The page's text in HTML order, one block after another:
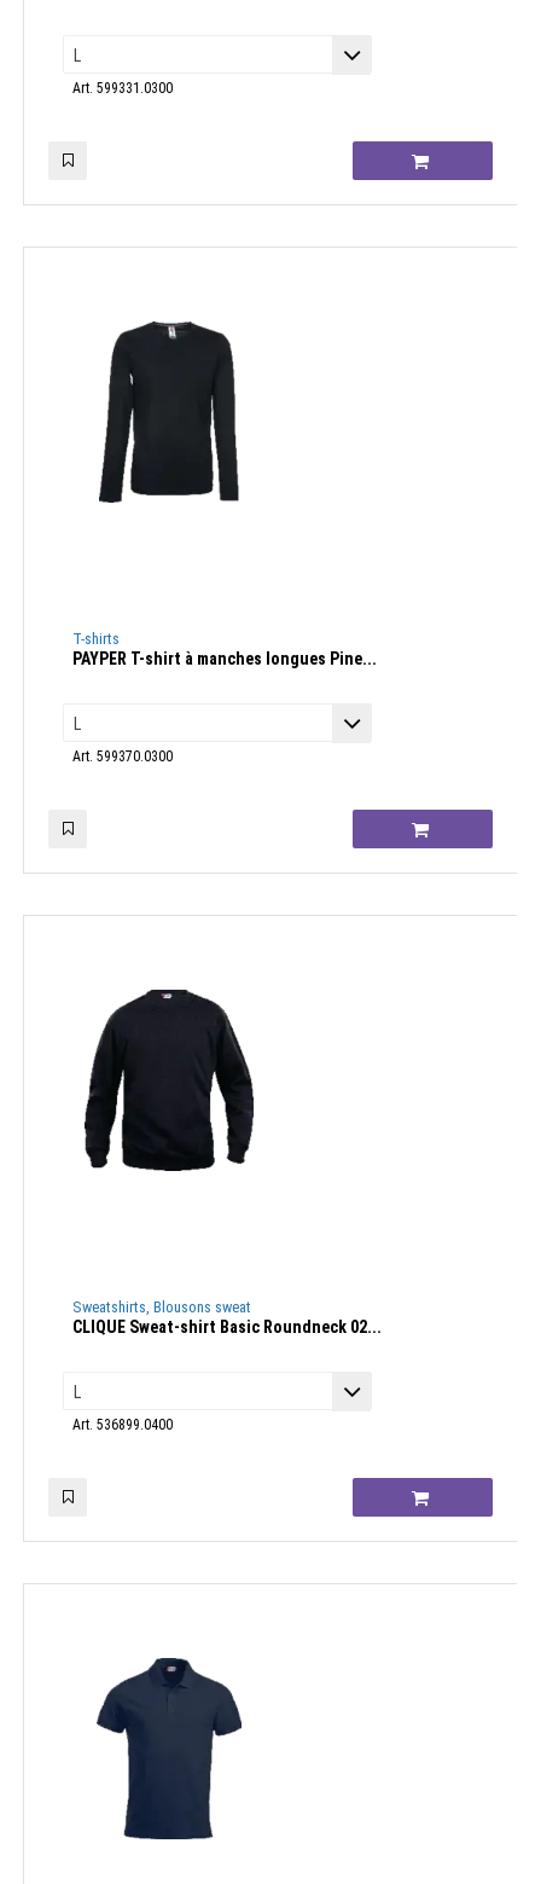
Art. 599331.0300
T-shirts
PAYPER T-shirt à manches longues Pine...
Art. 599370.0300
Sweatshirts, Blousons sweat
CLIQUE Sweat-shirt Basic Roundneck 02...
Art. 536899.0400